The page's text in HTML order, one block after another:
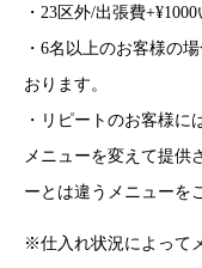
・23区外/出張費
・6名以上のお客様の
おります。
・リピートのお客様に
メニューを変えて提供
ーとは違うメニューを
※仕入れ状況によって